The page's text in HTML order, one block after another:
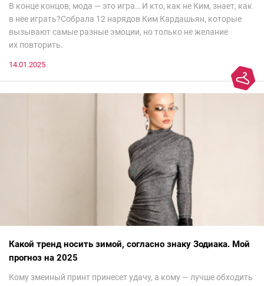
В конце концов, мода — это игра… И кто, как не Ким, знает, как
в нее играть?Собрала 12 нарядов Ким Кардашьян, которые
вызывают самые разные эмоции, но только не желание
их повторить.
14.01.2025
Какой тренд носить зимой, согласно знаку Зодиака. Мой
прогноз на 2025
Кому змеиный принт принесет удачу, а кому — лучше обходить